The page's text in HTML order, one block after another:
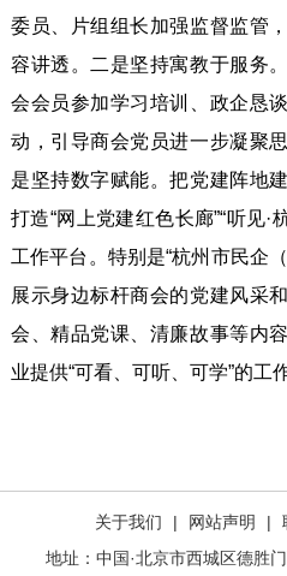
委员、片组组长加强监督监管
容讲透。二是坚持寓教于服务
会会员参加学习培训、政企恳
动，引导商会党员进一步凝聚
是坚持数字赋能。把党建阵地
打造“网上党建红色长廊”“听见·
工作平台。特别是“杭州市民企
展示身边标杆商会的党建风采
会、精品党课、清廉故事等内
业提供“可看、可听、可学”的工
关于我们 | 网站声明 |
地址：中国·北京市西城区德胜